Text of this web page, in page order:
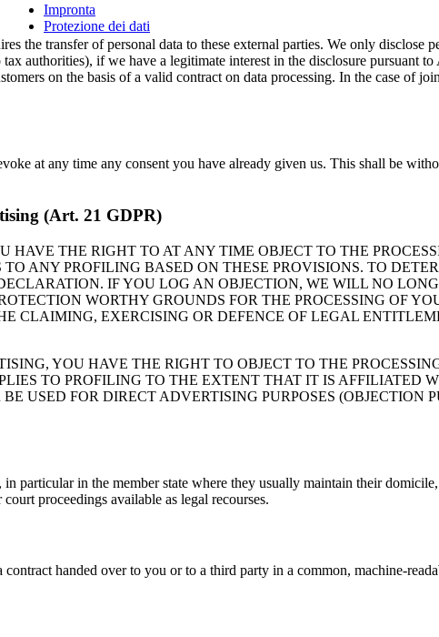
Impronta
Protezione dei dati
the transfer of personal data to these external parties. We only disclose
authorities), if we have a legitimate interest in the disclosure pursuant
on the basis of a valid contract on data processing. In the case of
at any time any consent you have already given us. This shall be
(Art. 21 GDPR)
HAVE THE RIGHT TO AT ANY TIME OBJECT TO THE
ANY PROFILING BASED ON THESE PROVISIONS. TO
IF YOU LOG AN OBJECTION, WE WILL NO
WORTHY GROUNDS FOR THE PROCESSING OF
CLAIMING, EXERCISING OR DEFENCE OF LEGAL
YOU HAVE THE RIGHT TO OBJECT TO THE
TO PROFILING TO THE EXTENT THAT IT IS AFFILIATED
USED FOR DIRECT ADVERTISING PURPOSES (OBJECTION
particular in the member state where they usually maintain their
proceedings available as legal recourses.
handed over to you or to a third party in a common, machine-